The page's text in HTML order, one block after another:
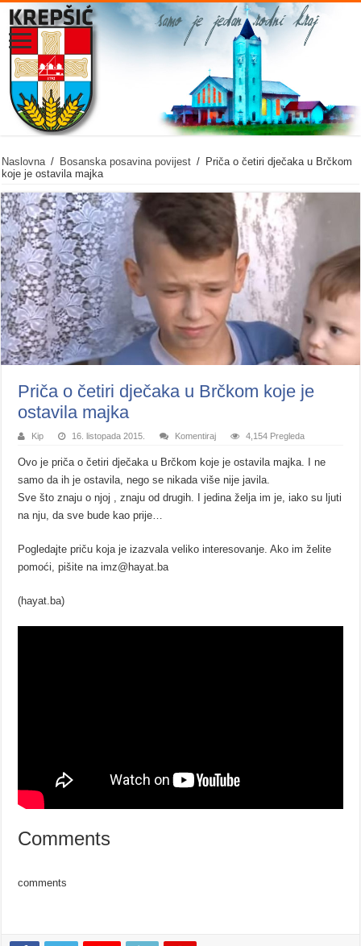
Naslovna / Bosanska posavina povijest / Priča o četiri dječaka u Brčkom
koje je ostavila majka
Priča o četiri dječaka u Brčkom koje je
ostavila majka
Kip 16. listopada 2015. Komentiraj 4,154 Pregleda
Ovo je priča o četiri dječaka u Brčkom koje je ostavila majka. I ne
samo da ih je ostavila, nego se nikada više nije javila.
Sve što znaju o njoj , znaju od drugih. I jedina želja im je, iako su ljuti
na nju, da sve bude kao prije…
Pogledajte priču koja je izazvala veliko interesovanje. Ako im želite
pomoći, pišite na imz@hayat.ba
(hayat.ba)
Comments
comments